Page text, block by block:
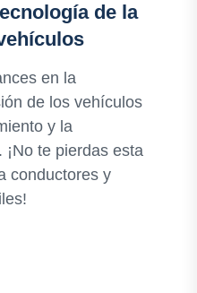
de la
en la
de los vehículos
y la
te pierdas esta
conductores y